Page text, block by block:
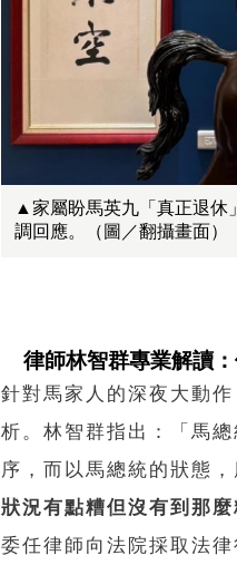
▲家屬盼馬英九「真正退休
調回應。（圖／翻攝畫面）
律師林智群專業解讀
針對馬家人的深夜大動
析。林智群指出：「馬
序，而以馬總統的狀態
狀況有點糟但沒有到那麼
委任律師向法院採取法